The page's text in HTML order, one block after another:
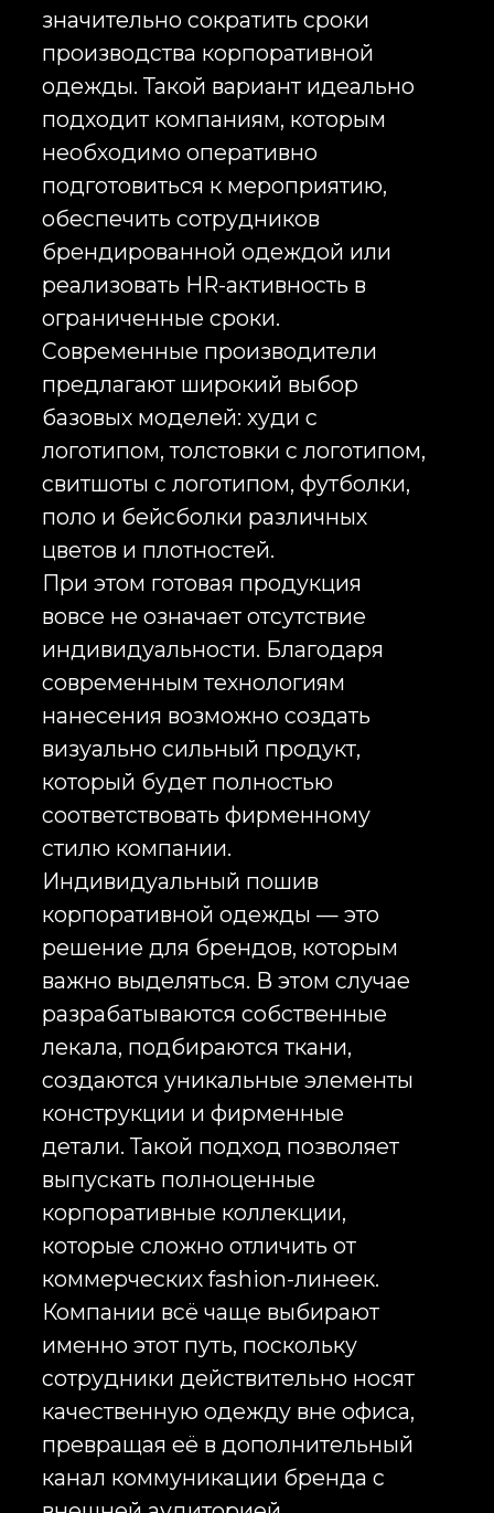
востребованными среди молодых
команд, IT-компаний, креативных
индустрий и брендов,
ориентированных на
воспринимаются как более
неформальный и актуальный
формат, поэтому часто
используются в составе welcome
pack и HR-мерча.
Свитшоты отличаются более
универсальным характером.
Отсутствие капюшона делает их
уместными как в офисной среде,
так и на деловых мероприятиях.
Корпоративные свитшоты хорошо
сочетаются с различными
стилями одежды и подходят
сохранить баланс между
комфортом и
презентабельностью.
Толстовки с логотипом чаще всего
выбирают для задач, связанных с
функциональностью. Они
востребованы в
производственных компаниях,
строительных организациях,
логистике и ритейле. При
правильном подборе тканей и
кроя такие изделия сохраняют
привлекательный внешний вид
даже при интенсивной
эксплуатации.
комбинируют различные виды
одежды, формируя полноценные
корпоративные коллекции для
разных подразделений и
сценариев использования.